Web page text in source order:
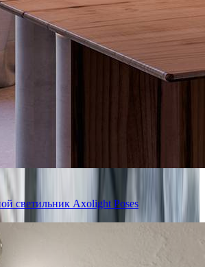
светильник Axolight Poses